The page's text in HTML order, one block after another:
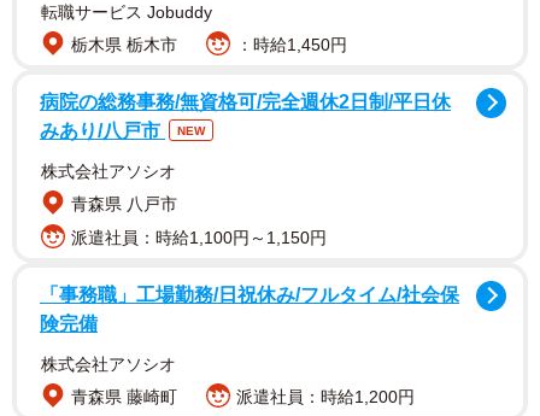
◇ ◇
まず、「運動を始めたきっかけ」を聞いたところ、「体
重・体型が気になった」（36.7％）、「不調を改善するた
め」（16.0％）、「体力・筋力不足を感じた」
（14.4％）、「運動不足を感じた」（12.2％）といった回
答が上位に挙げられ、回答者からは、以下のようなコメン
転職サービス Jobuddy
栃木県 栃木市
：時給1,450円
病院の総務事務/無資格可/完全週休2日制/平日休
みあり/八戸市
NEW
株式会社アソシオ
青森県 八戸市
派遣社員：時給1,100円～1,150円
「事務職」工場勤務/日祝休み/フルタイム/社会保
険完備
株式会社アソシオ
青森県 藤崎町
派遣社員：時給1,200円